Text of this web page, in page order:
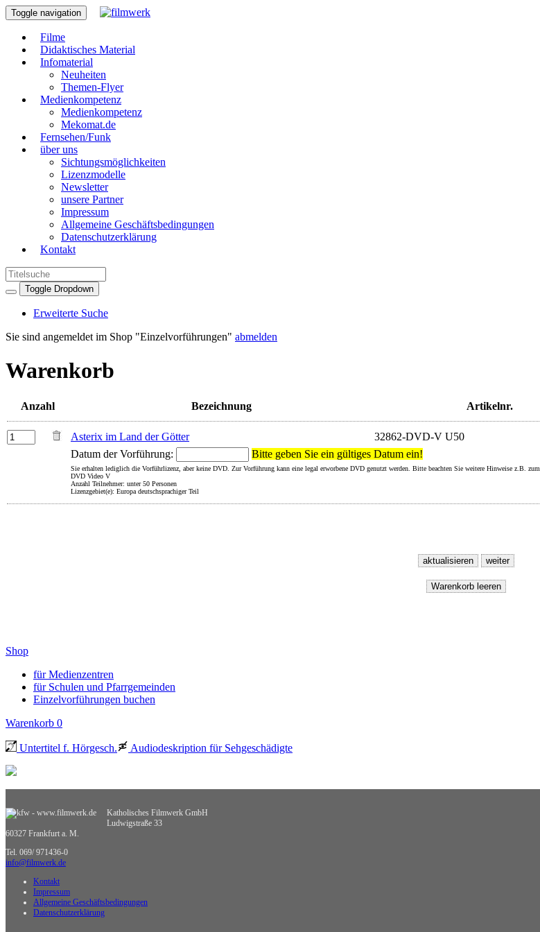
Toggle navigation
Filme
Didaktisches Material
Infomaterial
Neuheiten
Themen-Flyer
Medienkompetenz
Medienkompetenz
Mekomat.de
Fernsehen/Funk
über uns
Sichtungsmöglichkeiten
Lizenzmodelle
Newsletter
unsere Partner
Impressum
Allgemeine Geschäftsbedingungen
Datenschutzerklärung
Kontakt
Toggle Dropdown
Erweiterte Suche
Sie sind angemeldet im Shop "Einzelvorführungen" abmelden
Warenkorb
Anzahl Bezeichnung Artikelnr.
Asterix im Land der Götter 32862-DVD-V U50
Datum der Vorführung:
Bitte geben Sie ein gültiges Datum ein!
Sie erhalten lediglich die Vorführlizenz, aber keine DVD. Zur Vorführung kann eine legal erworbene DVD genutzt werden. Bitte beachten Sie weitere Hinweise z.B. zum
DVD Video V
Anzahl Teilnehmer: unter 50 Personen
Lizenzgebiet(e): Europa deutschsprachiger Teil
Shop
für Medienzentren
für Schulen und Pfarrgemeinden
Einzelvorführungen buchen
Warenkorb 0
Untertitel f. Hörgesch. Audiodeskription für Sehgeschädigte
Katholisches Filmwerk GmbH
Ludwigstraße 33
60327 Frankfurt a. M.
Tel. 069/ 971436-0
info@filmwerk.de
Kontakt
Impressum
Allgemeine Geschäftsbedingungen
Datenschutzerklärung